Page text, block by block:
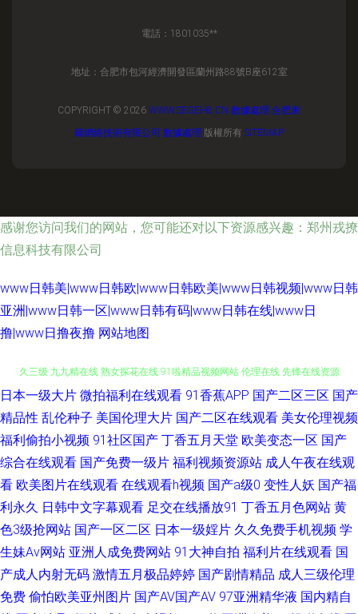
電話：1801035**
地址：合肥市包河經濟開發區蘭州路88號B座612室
COPYRIGHT © 2026 WWW.SEGEH8.CN 數據處理 合肥東
籬網絡技術有限公司 數據處理 版權所有 SITEMAP
感谢您访问我们的网站，您可能还对以下资源感兴趣：郑州戎撩
信息科技有限公司
www日韩美|www日韩欧|www日韩欧美|www日韩视频|www日韩
亚洲|www日韩一区|www日韩有码|www日韩在线|www日
撸|www日撸夜撸 网站地图
深夜色福亚洲福利无码 豆花视频福利 影音先锋热色 肏笔123 久久99精品久
久三级 九九精在线 熟女探花在线 91啦精品视频网站 伦理在线 先锋在线资源
av 91精品专区 大香蕉资源站 日本在线免费成人 91农村站街熟女露脸 国产一
sss国产 91日韩高清 国产成人午夜在线 欧美精品久久 五月婷香 91豆花视频
91作爱 精品视频在线看片 三级黄视频在线 91看片免费网址 www91在线视
日本一级大片 微拍福利在线观看 91香蕉APP 国产二区三区 国产
精品性 乱伦种子 美国伦理大片 国产二区在线观看 美女伦理视频
福利偷拍小视频 91社区国产 丁香五月天堂 欧美变态一区 国产
综合在线观看 国产免费一级片 福利视频资源站 成人午夜在线观
看 欧美图片在线观看 在线观看h视频 国产a级0 变性人妖 国产福
利永久 日韩中文字幕观看 足交在线播放91 丁香五月色网站 黄
色3级抢网站 国产一区二区 日本一级婬片 久久免费手机视频 学
生妹Av网站 亚洲人成免费网站 91大神自拍 福利片在线观看 国
产成人内射无码 激情五月极品婷婷 国产剧情精品 成人三级伦理
免费 偷怕欧美亚州图片 国产AV国产AV 97亚洲精华液 国内精自